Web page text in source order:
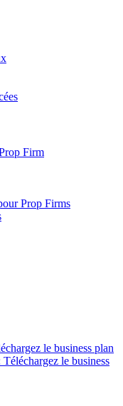
Firm
Prop Firms
le business plan
le business